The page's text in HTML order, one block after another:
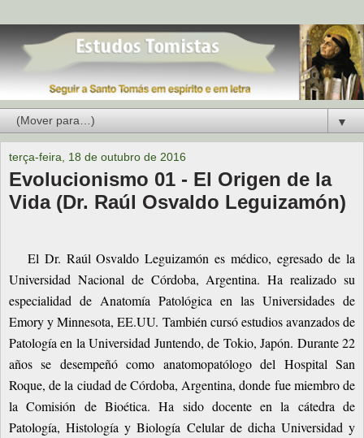
▼
terça-feira, 18 de outubro de 2016
Evolucionismo 01 - El Origen de la
Vida (Dr. Raúl Osvaldo Leguizamón)
El Dr. Raúl Osvaldo Leguizamón es médico, egresado de la
Universidad Nacional de Córdoba, Argentina. Ha realizado su
especialidad de Anatomía Patológica en las Universidades de
Emory y Minnesota, EE.UU. También cursó estudios avanzados de
Patología en la Universidad Juntendo, de Tokio, Japón. Durante 22
años se desempeñó como anatomopatólogo del Hospital San
Roque, de la ciudad de Córdoba, Argentina, donde fue miembro de
la Comisión de Bioética. Ha sido docente en la cátedra de
Patología, Histología y Biología Celular de dicha Universidad y